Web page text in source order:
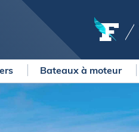
COURSES
Courses au large
Régates
Bateaux à moteur